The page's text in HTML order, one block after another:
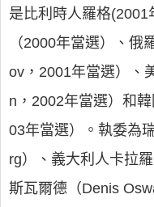
是比利時人羅格
（2000年當選）、俄
ov，2001年當選）、
n，2002年當選）和
03年當選）。執委為
rg）、義大利人卡拉
斯瓦爾德（Denis